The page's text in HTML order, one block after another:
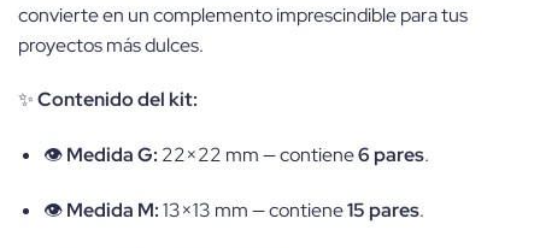
convierte en un complemento imprescindible para tus
proyectos más dulces.
✨Contenido del kit:
👁️Medida G: 22×22 mm — contiene6 pares.
👁️Medida M:13×13 mm — contiene15 pares.